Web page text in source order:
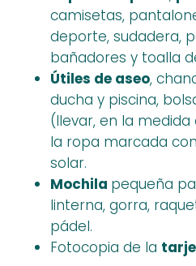
camisetas,
deporte, sudadera,
bañadores y toalla
Útiles de aseo,
ducha y piscina,
(llevar, en la
la ropa marcada
solar.
Mochila pequeña
linterna, gorra,
pádel.
Fotocopia de la